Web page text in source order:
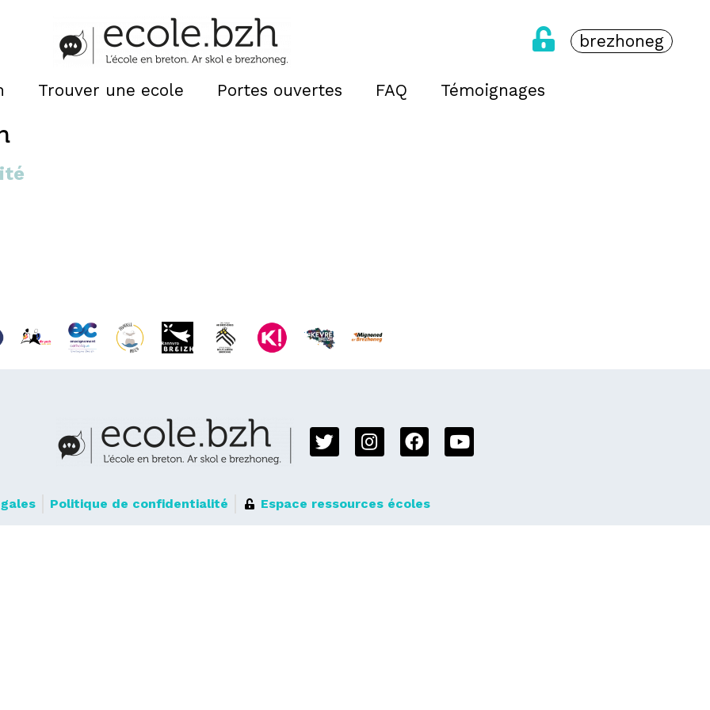
brezhoneg
Trouver une ecole Portes ouvertes FAQ Témoignages
Politique de confidentialité Espace ressources écoles